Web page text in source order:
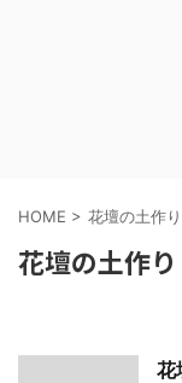
HOME > 花壇の土作り
花壇の土作り
花